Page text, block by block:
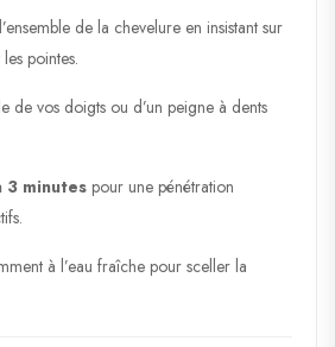
de la chevelure en insistant sur
pointes.
de vos doigts ou d’un peigne à dents
3 minutes pour une pénétration
à l’eau fraîche pour sceller la